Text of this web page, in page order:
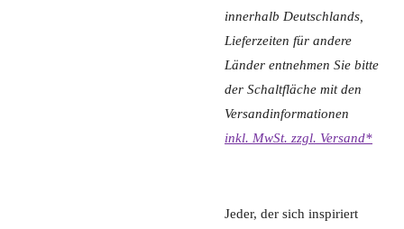
innerhalb Deutschlands,
Lieferzeiten für andere
Länder entnehmen Sie bitte
der Schaltfläche mit den
Versandinformationen
inkl. MwSt. zzgl. Versand*
Jeder, der sich inspiriert